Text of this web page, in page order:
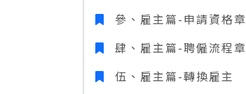
參、雇主篇-申請資格章
肆、雇主篇-聘僱流程章
伍、雇主篇-轉換雇主